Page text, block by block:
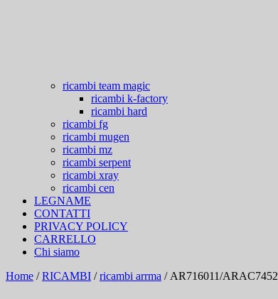
ricambi team magic
ricambi k-factory
ricambi hard
ricambi fg
ricambi mugen
ricambi mz
ricambi serpent
ricambi xray
ricambi cen
LEGNAME
CONTATTI
PRIVACY POLICY
CARRELLO
Chi siamo
Home /RICAMBI /ricambi arrma / AR716011/ARAC7452